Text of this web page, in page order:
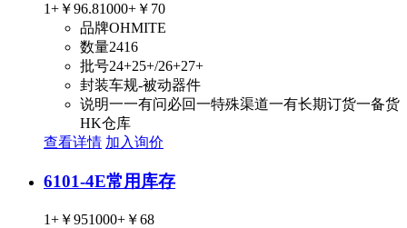
1+ ￥96.81000+ ￥70
品牌OHMITE
数量2416
批号24+25+/26+27+
封装车规-被动器件
说明一一有问必回一特殊渠道一有长期订货一备货
HK仓库
查看详情 加入询价
6101-4E常用库存
1+ ￥951000+ ￥68